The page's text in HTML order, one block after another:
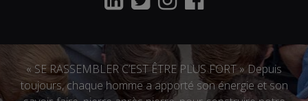
« SE RASSEMBLER C’EST ÊTRE PLUS FORT » Depuis
toujours, chaque homme a apporté son énergie et son